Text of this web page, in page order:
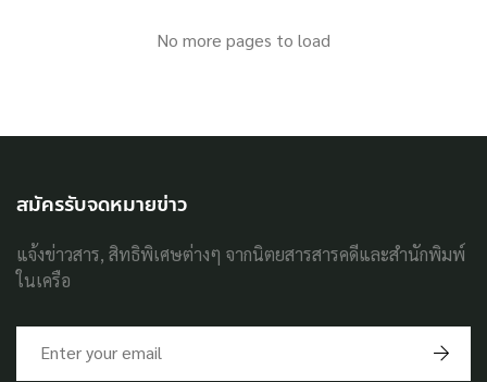
No more pages to load
สมัครรับจดหมายข่าว
แจ้งข่าวสาร, สิทธิพิเศษต่างๆ จากนิตยสารสารคดีและสำนักพิมพ์
ในเครือ